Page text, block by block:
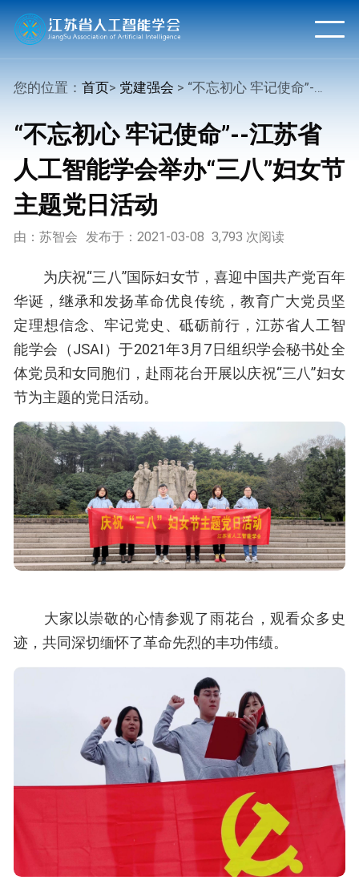
您的位置：首页> 党建强会 > “不忘初心 牢记使命”--江苏省人工智能学会举办“三八”妇女节主题党日活动
“不忘初心 牢记使命”--江苏省
人工智能学会举办“三八”妇女节
主题党日活动
由：苏智会 发布于：2021-03-08 3,793 次阅读
为庆祝“三八”国际妇女节，喜迎中国共产党百年
华诞，继承和发扬革命优良传统，教育广大党员坚
定理想信念、牢记党史、砥砺前行，江苏省人工智
能学会（JSAI）于2021年3月7日组织学会秘书处全
体党员和女同胞们，赴雨花台开展以庆祝“三八”妇女
节为主题的党日活动。
大家以崇敬的心情参观了雨花台，观看众多史
迹，共同深切缅怀了革命先烈的丰功伟绩。